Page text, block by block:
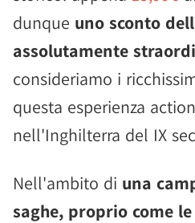
dunque uno sconto
assolutamente
consideriamo i
questa esperienza
nell'Inghilterra del IX
Nell'ambito di una
saghe, proprio come